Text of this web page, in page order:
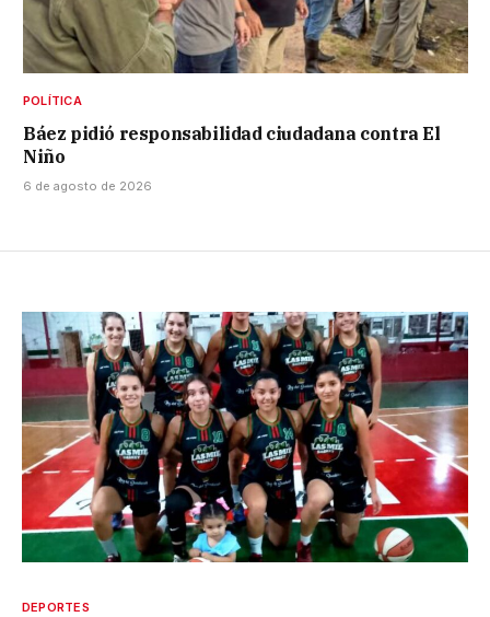
POLÍTICA
Báez pidió responsabilidad ciudadana contra El
Niño
6 de agosto de 2026
DEPORTES